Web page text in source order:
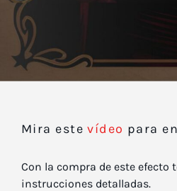
Mira estevídeo para
Con la compra de este efecto
instrucciones detalladas.